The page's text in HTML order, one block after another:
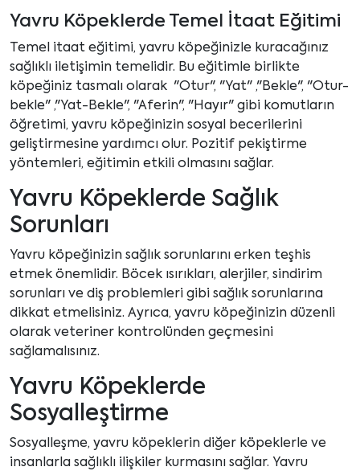
Yavru Köpeklerde Temel İtaat Eğitimi
Temel itaat eğitimi, yavru köpeğinizle kuracağınız
sağlıklı iletişimin temelidir. Bu eğitimle birlikte
köpeğiniz tasmalı olarak "Otur", "Yat" ,"Bekle", "Otur-
bekle" ,"Yat-Bekle", "Aferin", "Hayır" gibi komutların
öğretimi, yavru köpeğinizin sosyal becerilerini
geliştirmesine yardımcı olur. Pozitif pekiştirme
yöntemleri, eğitimin etkili olmasını sağlar.
Yavru Köpeklerde Sağlık
Sorunları
Yavru köpeğinizin sağlık sorunlarını erken teşhis
etmek önemlidir. Böcek ısırıkları, alerjiler, sindirim
sorunları ve diş problemleri gibi sağlık sorunlarına
dikkat etmelisiniz. Ayrıca, yavru köpeğinizin düzenli
olarak veteriner kontrolünden geçmesini
sağlamalısınız.
Yavru Köpeklerde
Sosyalleştirme
Sosyalleşme, yavru köpeklerin diğer köpeklerle ve
insanlarla sağlıklı ilişkiler kurmasını sağlar. Yavru